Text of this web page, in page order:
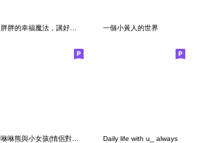
一個小黃人的世界
Daily life with u_ always